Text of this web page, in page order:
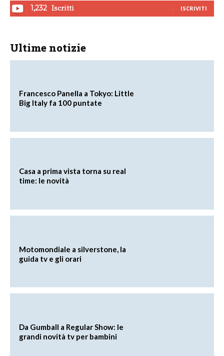
1,232 Iscritti ISCRIVITI
Ultime notizie
Francesco Panella a Tokyo: Little
Big Italy fa 100 puntate
Casa a prima vista torna su real
time: le novità
Motomondiale a silverstone, la
guida tv e gli orari
Da Gumball a Regular Show: le
grandi novità tv per bambini